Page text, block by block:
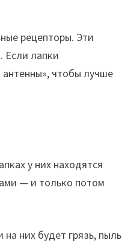
рецепторы. Эти
Если лапки
чтобы лучше
у них находятся
— и только потом
них будет грязь, пыль